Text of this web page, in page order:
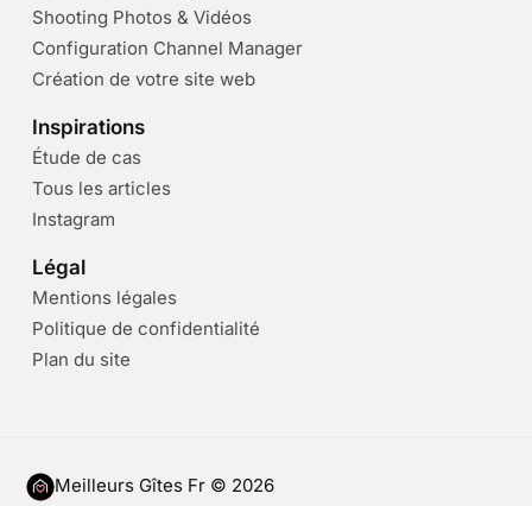
Shooting Photos & Vidéos
Configuration Channel Manager
Création de votre site web
Inspirations
Étude de cas
Tous les articles
Instagram
Légal
Mentions légales
Politique de confidentialité
Plan du site
Meilleurs Gîtes Fr © 2026